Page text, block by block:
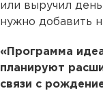
или выручил
нужно добавить
«Программа
планируют
связи с